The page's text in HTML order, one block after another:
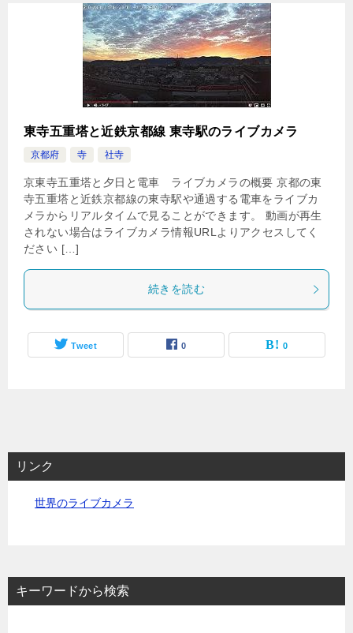
東寺五重塔と近鉄京都線 東寺駅のライブカメラ
京都府 寺 社寺
京東寺五重塔と夕日と電車 ライブカメラの概要 京都の東
寺五重塔と近鉄京都線の東寺駅や通過する電車をライブカ
メラからリアルタイムで見ることができます。 動画が再生
されない場合はライブカメラ情報URLよりアクセスしてく
ださい […]
続きを読む
Tweet 0 0
リンク
世界のライブカメラ
キーワードから検索